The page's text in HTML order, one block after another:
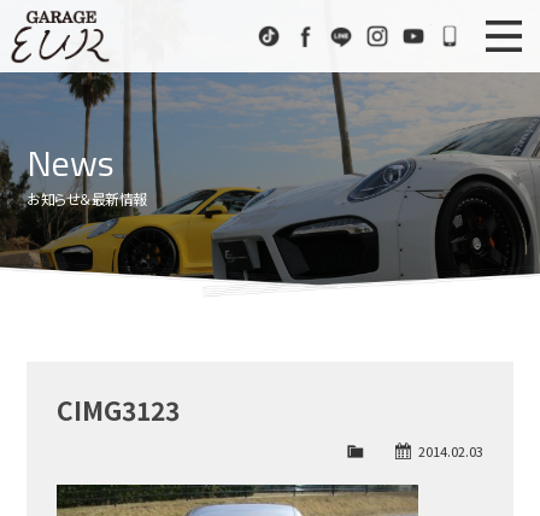
TikTokFacebook
LINE InstagramYoutube072-
ニュース
Stock List
在庫車情報
EUR Sports
EURスポーツ
アクセス
News
お知らせ＆最新情報
CIMG3123
2014.02.03